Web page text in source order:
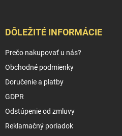
DÔLEŽITÉ INFORMÁCIE
Prečo nakupovať u nás?
Obchodné podmienky
Doručenie a platby
GDPR
Odstúpenie od zmluvy
Reklamačný poriadok